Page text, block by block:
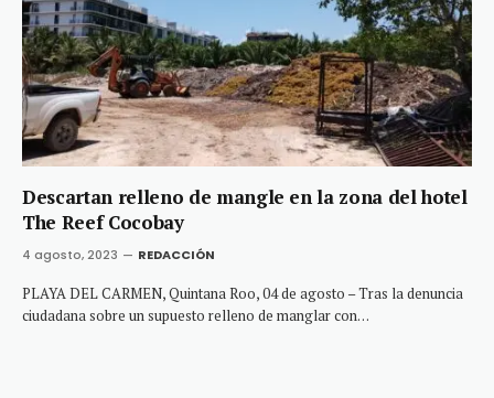
Descartan relleno de mangle en la zona del hotel
The Reef Cocobay
4 agosto, 2023 REDACCIÓN
PLAYA DEL CARMEN, Quintana Roo, 04 de agosto – Tras la denuncia
ciudadana sobre un supuesto relleno de manglar con…